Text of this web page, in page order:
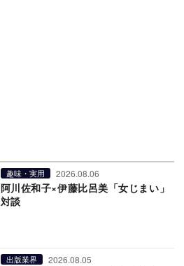
趣味・実用 2026.08.06
阿川佐和子×伊藤比呂美「女じまい」
対談
出版業界 2026.08.05